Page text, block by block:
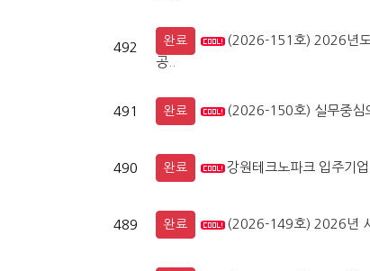
492 완료
(2026-151호) 2026년도
공..
491 완료 (2026-150호) 실무중심
490 완료 강원테크노파크 입주기
489 완료 (2026-149호) 2026년